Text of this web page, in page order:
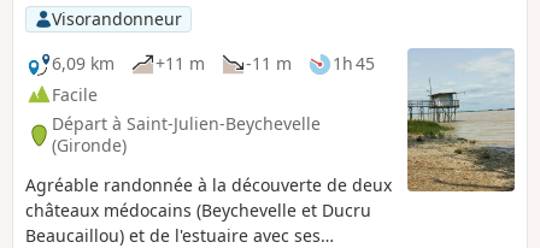
Visorandonneur
6,09 km
+11 m -11 m
1h 45
Facile
Départ à Saint-Julien-Beychevelle
(Gironde)
Agréable randonnée à la découverte de deux
châteaux médocains (Beychevelle et Ducru
Beaucaillou) et de l'estuaire avec ses